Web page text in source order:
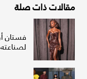
مقالات ذات صلة
لصناعته